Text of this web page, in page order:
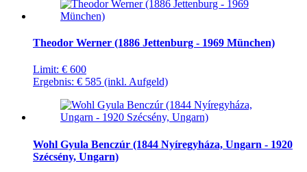
Theodor Werner (1886 Jettenburg - 1969 München)
Limit: € 600
Ergebnis: € 585 (inkl. Aufgeld)
Wohl Gyula Benczúr (1844 Nyíregyháza, Ungarn - 1920
Szécsény, Ungarn)